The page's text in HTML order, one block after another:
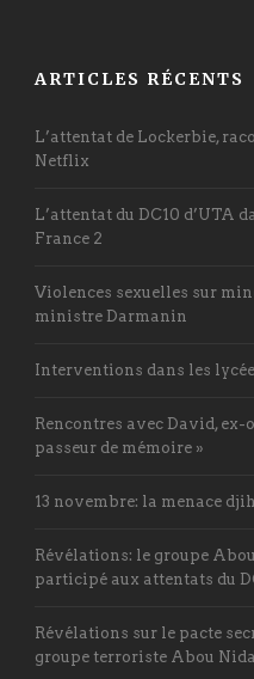
ARTICLES RÉCENTS
L’attentat de Lockerbie,
Netflix
L’attentat du DC10 d’UTA
France 2
Violences sexuelles sur
ministre Darmanin
Interventions dans les
Rencontres avec David, ex-
passeur de mémoire »
13 novembre: la menace
Révélations: le groupe
participé aux attentats du
Révélations sur le pacte
groupe terroriste Abou